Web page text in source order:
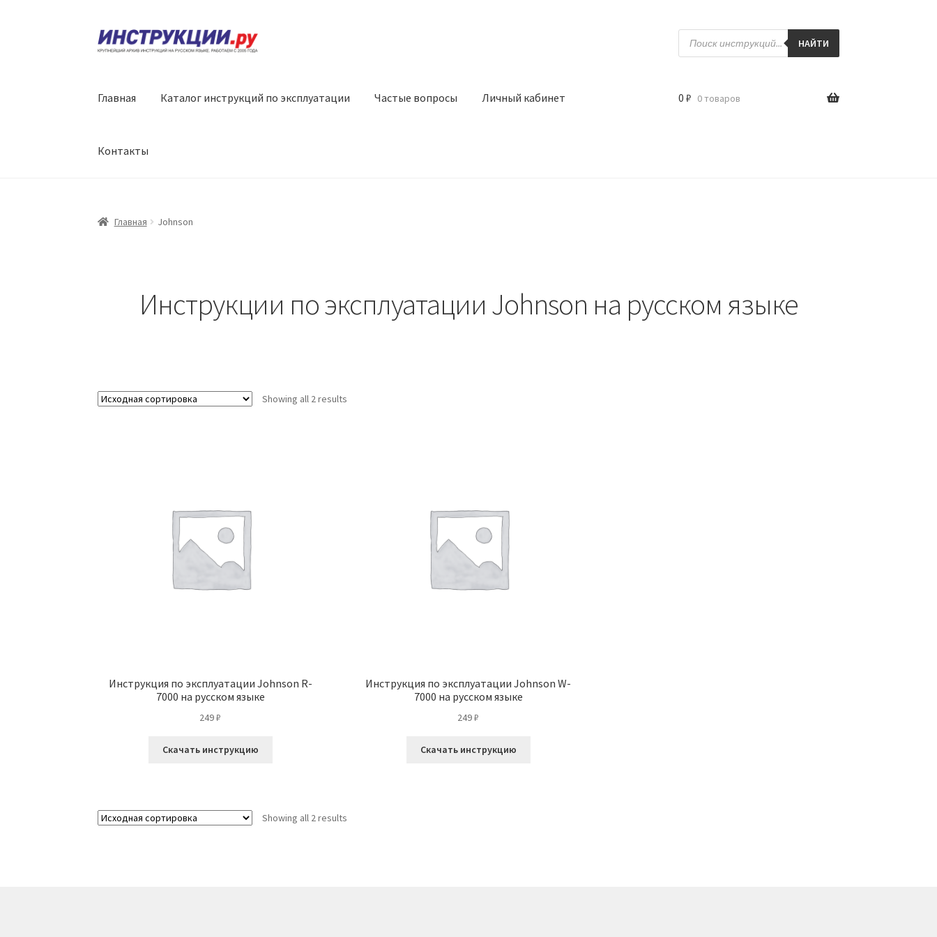
Перейти
к
Перейти
к
Поиск
товаров НАЙТИ
Главная Каталог инструкций по эксплуатации Частые вопросы Личный кабинет
Контакты
0 ₽ 0 товаров
Главная Johnson
Инструкции по эксплуатации Johnson на русском языке
Showing all 2 results
Инструкция по эксплуатации Johnson R-
7000 на русском языке
249₽
Скачать инструкцию
Инструкция по эксплуатации Johnson W-
7000 на русском языке
249₽
Скачать инструкцию
Showing all 2 results